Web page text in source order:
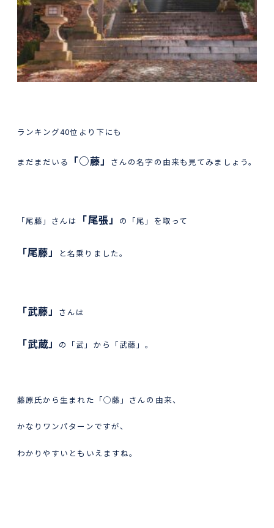
ランキング40位より下にも
まだまだいる 「○藤」 さんの名字の由来も見てみましょう。
「尾藤」さんは 「尾張」 の「尾」を取って
「尾藤」 と名乗りました。
「武藤」 さんは
「武蔵」 の「武」から「武藤」。
藤原氏から生まれた「◯藤」さんの由来、
かなりワンパターンですが、
わかりやすいともいえますね。